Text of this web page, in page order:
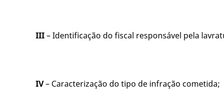
III– Identificação do fiscal responsável pela
IV– Caracterização do tipo de infração cometida;